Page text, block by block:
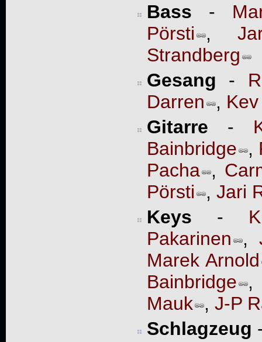
Bass -
Pörsti ,
Strandberg
Gesang -
Darren ,
Gitarre -
Bainbridge ,
Pacha ,
Pörsti , Jari
Keys -
Pakarinen ,
Marek Arnold
Bainbridge
Mauk , J-P
Schlagzeug